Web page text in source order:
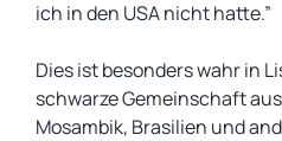
ich in den USA nicht hatte.”
Dies ist besonders wahr in
schwarze Gemeinschaft
Mosambik, Brasilien und